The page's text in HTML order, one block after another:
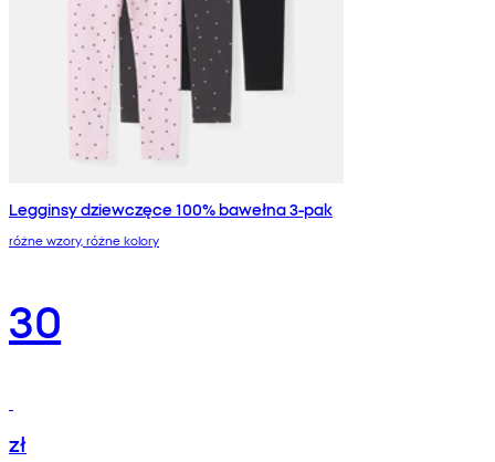
Legginsy dziewczęce 100% bawełna 3-pak
różne wzory, różne kolory
30
zł